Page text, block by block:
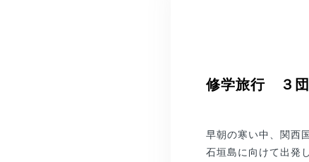
修学旅行 ３
早朝の寒い中、関西
石垣島に向けて出発